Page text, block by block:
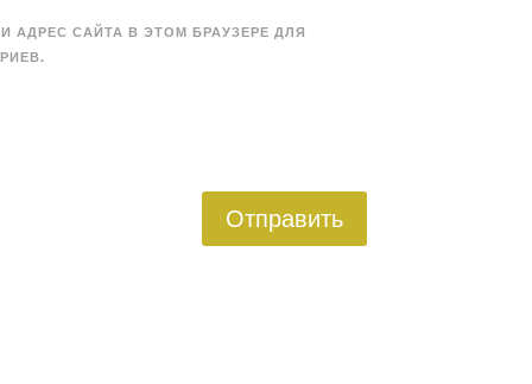
АДРЕС САЙТА В ЭТОМ БРАУЗЕРЕ ДЛЯ
Отправить